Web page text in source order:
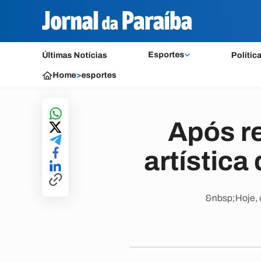
Últimas Notícias Esportes Política
Home>esportes
Após
artística
&nbsp;Hoje,